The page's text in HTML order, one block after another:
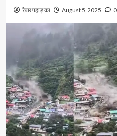
रैबार पहाड़ का August 5, 2025 0